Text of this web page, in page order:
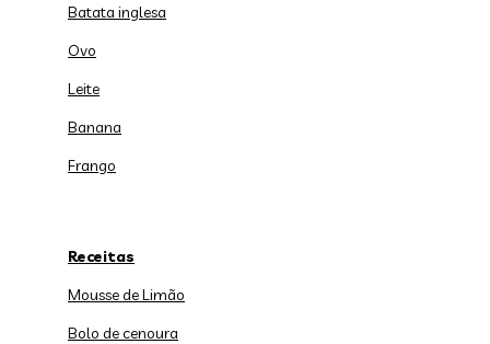
Batata inglesa
Ovo
Leite
Banana
Frango
Receitas
Mousse de Limão
Bolo de cenoura